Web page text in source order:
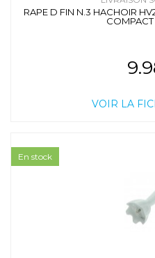
RAPE D FIN N.3 HACHOIR
VOIR LA
En stock